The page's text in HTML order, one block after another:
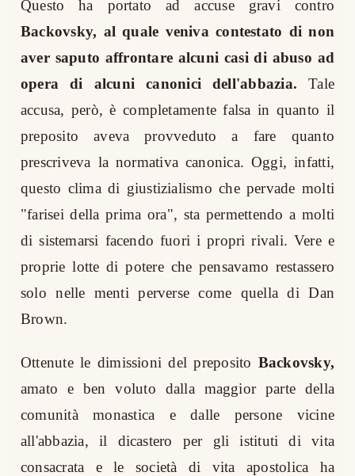
Questo ha portato ad accuse gravi contro
Backovsky, al quale veniva contestato di non
aver saputo affrontare alcuni casi di abuso ad
opera di alcuni canonici dell'abbazia.Tale
accusa, però, è completamente falsa in quanto il
preposito aveva provveduto a fare quanto
prescriveva la normativa canonica. Oggi, infatti,
questo clima di giustizialismo che pervade molti
"farisei della prima ora", sta permettendo a molti
di sistemarsi facendo fuori i propri rivali. Vere e
proprie lotte di potere che pensavamo restassero
solo nelle menti perverse come quella di Dan
Brown.
Ottenute le dimissioni del preposito Backovsky,
amato e ben voluto dalla maggior parte della
comunità monastica e dalle persone vicine
all'abbazia, il dicastero per gli istituti di vita
consacrata e le società di vita apostolica ha